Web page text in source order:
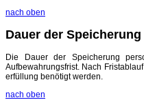
nach oben
Dauer der
Die Dauer der Speicherung
Aufbewahrungsfrist. Nach
erfüllung benötigt werden.
nach oben